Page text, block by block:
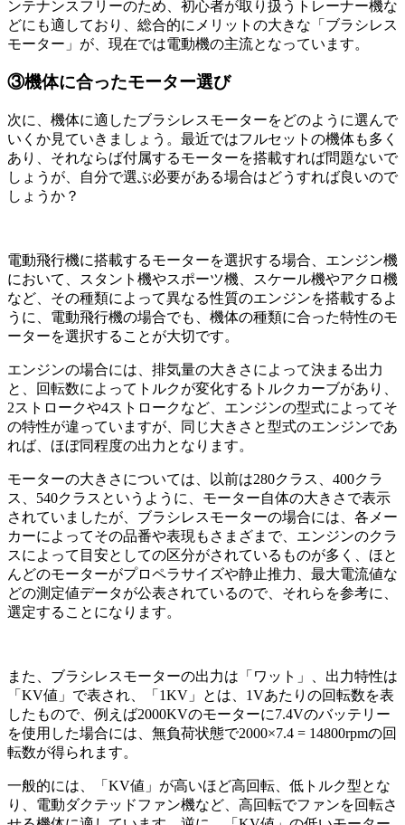
ンテナンスフリーのため、初心者が取り扱うトレーナー機な
どにも適しており、総合的にメリットの大きな「ブラシレス
モーター」が、現在では電動機の主流となっています。
③機体に合ったモーター選び
次に、機体に適したブラシレスモーターをどのように選んで
いくか見ていきましょう。最近ではフルセットの機体も多く
あり、それならば付属するモーターを搭載すれば問題ないで
しょうが、自分で選ぶ必要がある場合はどうすれば良いので
しょうか？
電動飛行機に搭載するモーターを選択する場合、エンジン機
において、スタント機やスポーツ機、スケール機やアクロ機
など、その種類によって異なる性質のエンジンを搭載するよ
うに、電動飛行機の場合でも、機体の種類に合った特性のモ
ーターを選択することが大切です。
エンジンの場合には、排気量の大きさによって決まる出力
と、回転数によってトルクが変化するトルクカーブがあり、
2ストロークや4ストロークなど、エンジンの型式によってそ
の特性が違っていますが、同じ大きさと型式のエンジンであ
れば、ほぼ同程度の出力となります。
モーターの大きさについては、以前は280クラス、400クラ
ス、540クラスというように、モーター自体の大きさで表示
されていましたが、ブラシレスモーターの場合には、各メー
カーによってその品番や表現もさまざまで、エンジンのクラ
スによって目安としての区分がされているものが多く、ほと
んどのモーターがプロペラサイズや静止推力、最大電流値な
どの測定値データが公表されているので、それらを参考に、
選定することになります。
また、ブラシレスモーターの出力は「ワット」、出力特性は
「KV値」で表され、「1KV」とは、1Vあたりの回転数を表
したもので、例えば2000KVのモーターに7.4Vのバッテリー
を使用した場合には、無負荷状態で2000×7.4 = 14800rpmの回
転数が得られます。
一般的には、「KV値」が高いほど高回転、低トルク型とな
り、電動ダクテッドファン機など、高回転でファンを回転さ